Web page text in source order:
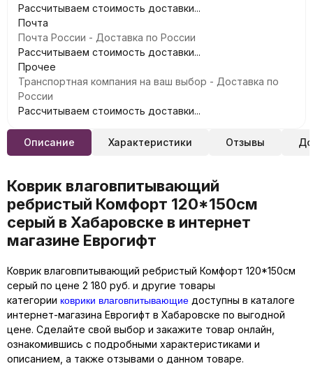
Рассчитываем стоимость доставки...
Почта
Почта России - Доставка по России
Рассчитываем стоимость доставки...
Прочее
Транспортная компания на ваш выбор - Доставка по
России
Рассчитываем стоимость доставки...
Описание Характеристики Отзывы
Коврик влаговпитывающий
ребристый Комфорт 120*150см
серый в Хабаровске в интернет
магазине Еврогифт
Коврик влаговпитывающий ребристый Комфорт 120*150см
серый по цене 2 180 руб. и другие товары
категории коврики влаговпитывающие доступны в каталоге
интернет-магазина Еврогифт в Хабаровске по выгодной
цене. Сделайте свой выбор и закажите товар онлайн,
ознакомившись с подробными характеристиками и
описанием, а также отзывами о данном товаре.